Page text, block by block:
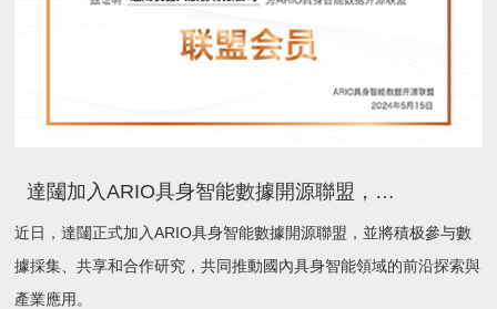
達闥加入ARIO具身智能數據開源聯盟，積極推動具身智能飛躍發展
近日，達闥正式加入ARIO具身智能數據開源聯盟，並將積极參与數
據採集、共享和合作研究，共同推動國內具身智能領域的前沿探索與
產業應用。